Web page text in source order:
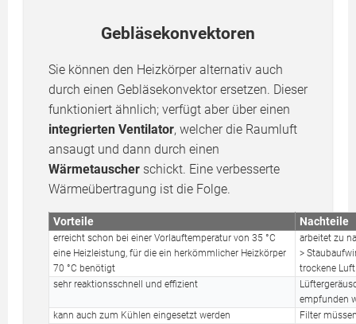
Gebläsekonvektoren
Sie können den Heizkörper alternativ auch
durch einen Gebläsekonvektor ersetzen. Dieser
funktioniert ähnlich; verfügt aber über einen
integrierten Ventilator, welcher die Raumluft
ansaugt und dann durch einen
Wärmetauscher schickt. Eine verbesserte
Wärmeübertragung ist die Folge.
Vorteile Nachteile
erreicht schon bei einer Vorlauftemperatur von 35 °C
eine Heizleistung, für die ein herkömmlicher Heizkörper
70 °C benötigt
arbeitet zu
>
trockene Luft
sehr reaktionsschnell und effizient
empfunden
kann auch zum Kühlen eingesetzt werden
Filter